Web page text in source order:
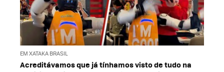
EM XATAKA BRASIL
Acreditávamos que já tínhamos visto de tudo na